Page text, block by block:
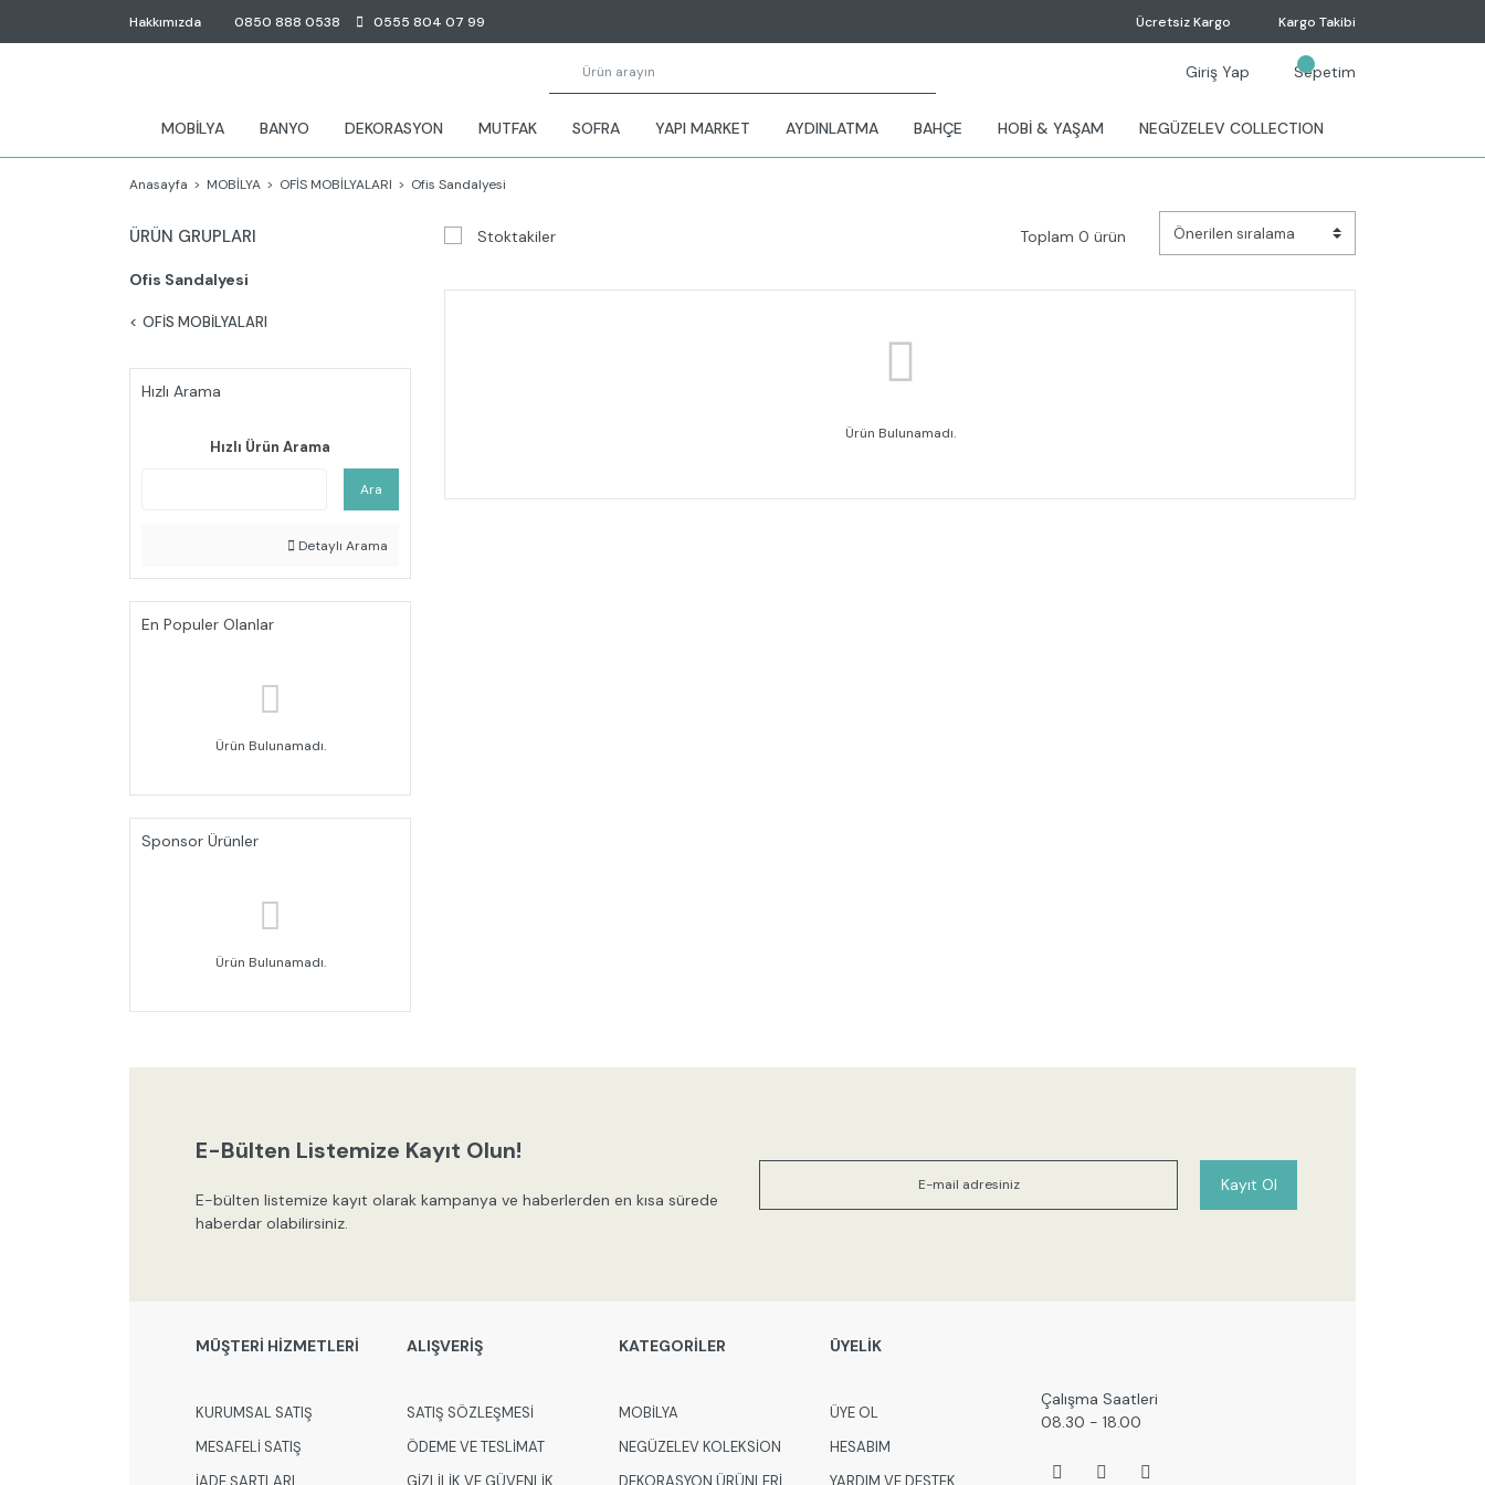
Hakkımızda 0850 888 0538 0555 804 07 99 Ücretsiz Kargo Kargo Takibi
Giriş Yap Sepetim
MOBİLYA BANYO DEKORASYON MUTFAK SOFRA YAPI MARKET AYDINLATMA BAHÇE HOBİ & YAŞAM NEGÜZELEV COLLECTION
Anasayfa MOBİLYA OFİS MOBİLYALARI Ofis Sandalyesi
ÜRÜN GRUPLARI
Ofis Sandalyesi
OFİS MOBİLYALARI
Hızlı Arama
Hızlı Ürün Arama
Ara
Detaylı Arama
En Populer Olanlar
Ürün Bulunamadı.
Sponsor Ürünler
Ürün Bulunamadı.
Stoktakiler Toplam 0 ürün
Ürün Bulunamadı.
E-Bülten Listemize Kayıt Olun!
E-bülten listemize kayıt olarak kampanya ve haberlerden en kısa sürede
haberdar olabilirsiniz.
Kayıt Ol
MÜŞTERİ HİZMETLERİ
KURUMSAL SATIŞ
MESAFELİ SATIŞ
İADE ŞARTLARI
ALIŞVERİŞ
SATIŞ SÖZLEŞMESİ
ÖDEME VE TESLİMAT
GİZLİLİK VE GÜVENLİK
KATEGORİLER
MOBİLYA
NEGÜZELEV KOLEKSİON
DEKORASYON ÜRÜNLERİ
ÜYELİK
ÜYE OL
HESABIM
YARDIM VE DESTEK
Çalışma Saatleri
08.30 - 18.00